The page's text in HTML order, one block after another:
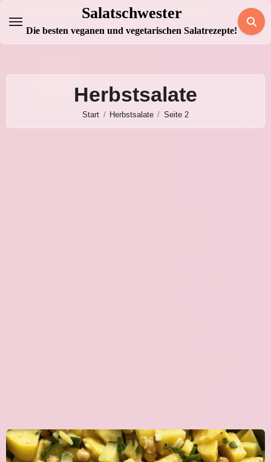
Inhalt
springen
Salatschwester
Die besten veganen und vegetarischen Salatrezepte!
Herbstsalate
Start Herbstsalate Seite 2